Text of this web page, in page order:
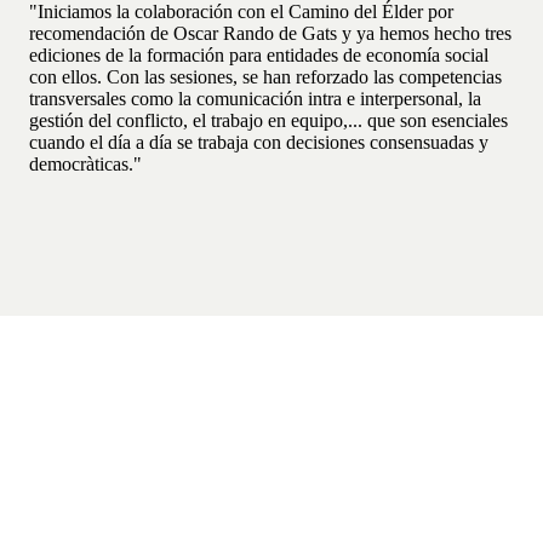
"Iniciamos la colaboración con el Camino del Élder por
recomendación de Oscar Rando de Gats y ya hemos hecho tres
ediciones de la formación para entidades de economía social
con ellos. Con las sesiones, se han reforzado las competencias
transversales como la comunicación intra e interpersonal, la
gestión del conflicto, el trabajo en equipo,... que son esenciales
cuando el día a día se trabaja con decisiones consensuadas y
democràticas."